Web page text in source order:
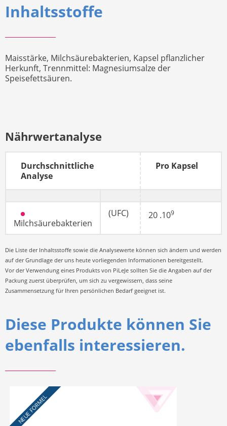
Inhaltsstoffe
Maisstärke, Milchsäurebakterien, Kapsel pflanzlicher
Herkunft, Trennmittel: Magnesiumsalze der
Speisefettsäuren.
Nährwertanalyse
Durchschnittliche
Analyse
Pro Kapsel
Milchsäurebakterien
(UFC) 20 .109
Die Liste der Inhaltsstoffe sowie die Analysewerte können sich ändern und werden
auf der Grundlage der uns heute vorliegenden Informationen bereitgestellt.
Vor der Verwendung eines Produkts von PiLeJe sollten Sie die Angaben auf der
Packung zuerst überprüfen, um sich zu vergewissern, dass seine
Zusammensetzung für Ihren persönlichen Bedarf geeignet ist.
Diese Produkte können Sie
ebenfalls interessieren.
NEUE FORMEL